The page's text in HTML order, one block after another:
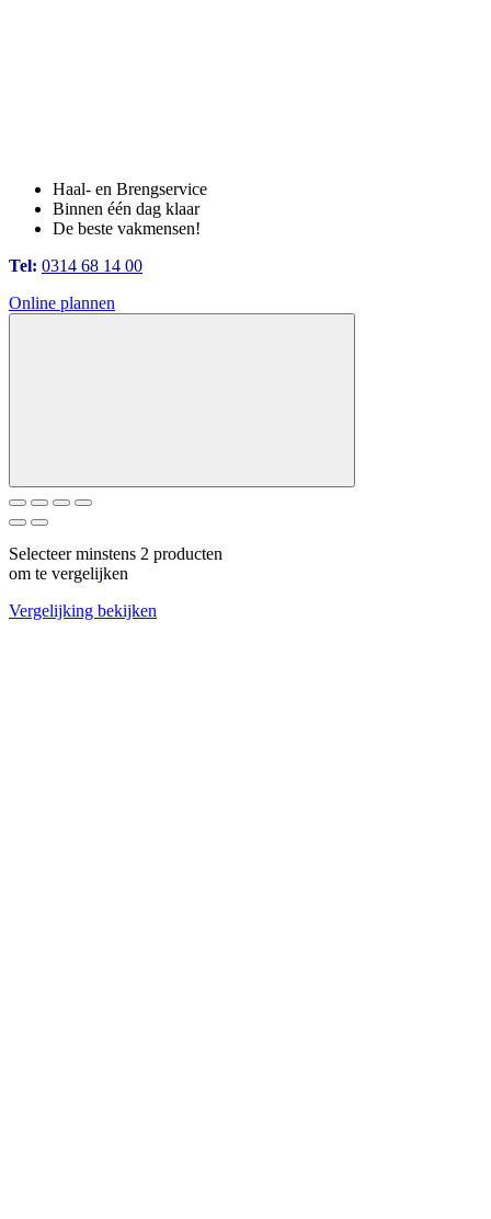
Haal- en Brengservice
Binnen één dag klaar
De beste vakmensen!
Tel: 0314 68 14 00
Online plannen
Selecteer minstens 2 producten
om te vergelijken
Vergelijking bekijken